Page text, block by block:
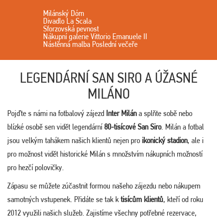
Milánský Dóm
Divadlo La Scala
Sforzovská pevnost
Nákupní galerie Vittorio Emanuele II
Nástěnná malba Poslední večeře
LEGENDÁRNÍ SAN SIRO A ÚŽASNÉ
MILÁNO
Pojďte s námi na fotbalový zájezd Inter Milána splňte sobě nebo
blízké osobě sen vidět legendární80-tisícové San Siro. Milán a fotbal
jsou velkým tahákem našich klientů nejen pro ikonický stadion, ale i
pro možnost vidět historické Milán s množstvím nákupních možností
pro hezčí polovičky.
Zápasu se můžete zúčastnit formou našeho zájezdu nebo nákupem
samotných vstupenek. Přidáte se tak ktisícům klientů, kteří od roku
2012 využili našich služeb. Zajistíme všechny potřebné rezervace,